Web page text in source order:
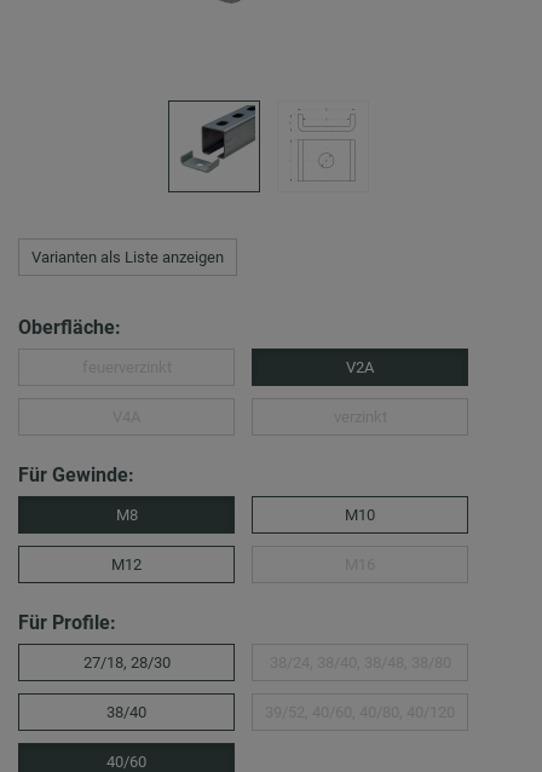
Varianten als Liste anzeigen
Oberfläche:
V2A
Für Gewinde:
M8 M10
M12
Für Profile:
27/18, 28/30
38/40
40/60